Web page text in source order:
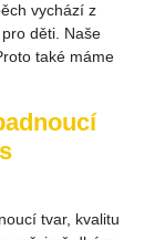
vychází z
děti. Naše
také máme
tvar, kvalitu